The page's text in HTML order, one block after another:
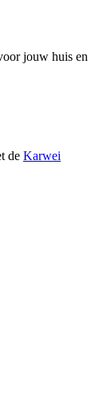
jouw huis en
de Karwei